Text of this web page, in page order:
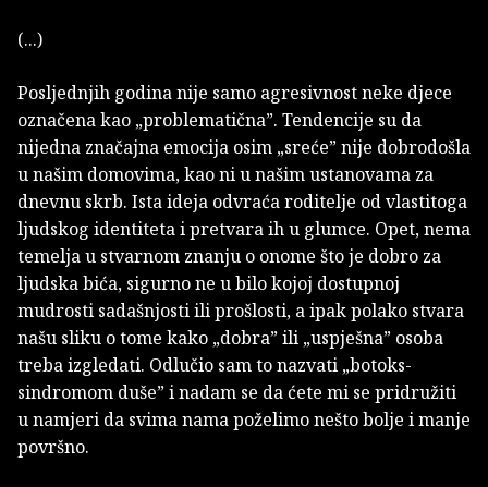
(...)
Posljednjih godina nije samo agresivnost neke djece
označena kao „problematična”. Tendencije su da
nijedna značajna emocija osim „sreće” nije dobrodošla
u našim domovima, kao ni u našim ustanovama za
dnevnu skrb. Ista ideja odvraća roditelje od vlastitoga
ljudskog identiteta i pretvara ih u glumce. Opet, nema
temelja u stvarnom znanju o onome što je dobro za
ljudska bića, sigurno ne u bilo kojoj dostupnoj
mudrosti sadašnjosti ili prošlosti, a ipak polako stvara
našu sliku o tome kako „dobra” ili „uspješna” osoba
treba izgledati. Odlučio sam to nazvati „botoks-
sindromom duše” i nadam se da ćete mi se pridružiti
u namjeri da svima nama poželimo nešto bolje i manje
površno.